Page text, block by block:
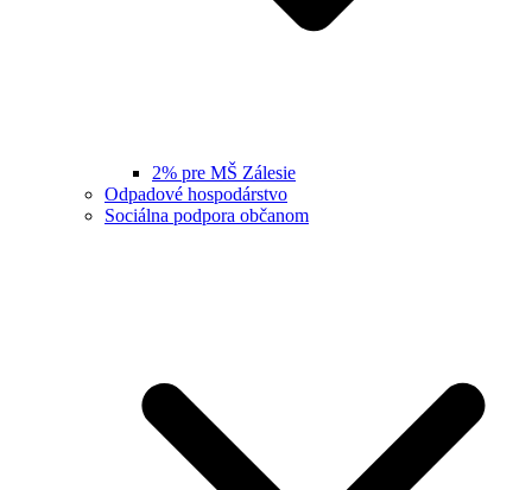
2% pre MŠ Zálesie
Odpadové hospodárstvo
Sociálna podpora občanom